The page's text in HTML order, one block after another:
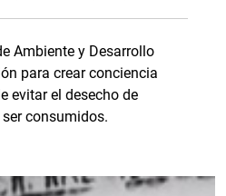
Ambiente y Desarrollo
para crear conciencia
evitar el desecho de
consumidos.